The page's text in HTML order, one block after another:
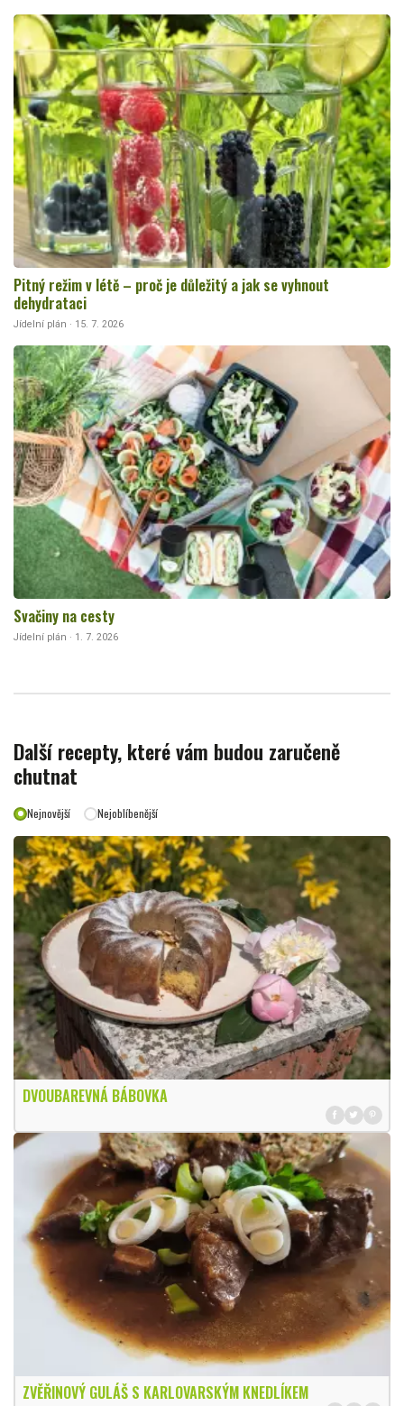
Pitný režim v létě – proč je důležitý a jak se vyhnout
dehydrataci
Jídelní plán · 15. 7. 2026
Svačiny na cesty
Jídelní plán · 1. 7. 2026
Další recepty, které vám budou zaručeně
chutnat
Nejnovější Nejoblíbenější
DVOUBAREVNÁ BÁBOVKA
ZVĚŘINOVÝ GULÁŠ S KARLOVARSKÝM KNEDLÍKEM